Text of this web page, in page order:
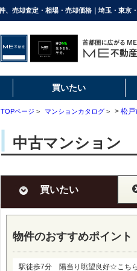
買いたい
TOPページ > マンションカタログ > > 松戸
中古マンション
買いたい
物件のおすすめポイント
駅徒歩7分 陽当り眺望良好☆こち